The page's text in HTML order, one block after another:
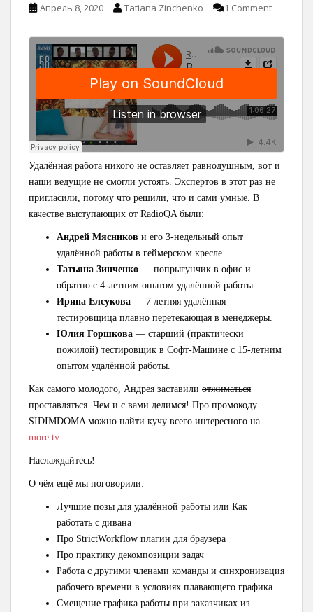
Апрель 8, 2020 Tatiana Zinchenko 1 Comment
Удалённая работа никого не оставляет равнодушным, вот и
наши ведущие не смогли устоять. Экспертов в этот раз не
пригласили, потому что решили, что и сами умные. В
качестве выступающих от RadioQA были:
Андрей Мясников и его 3-недельный опыт
удалённой работы в геймерском кресле
Татьяна Зинченко — попрыгунчик в офис и
обратно с 4-летним опытом удалённой работы.
Ирина Елсукова — 7 летняя удалённая
тестировщица плавно перетекающая в менеджеры.
Юлия Горшкова — старший (практически
пожилой) тестировщик в Софт-Машине с 15-летним
опытом удалённой работы.
Как самого молодого, Андрея заставили отжиматься
проставляться. Чем и с вами делимся! Про промокоду
SIDIMDOMA можно найти кучу всего интересного на
more.tv
Наслаждайтесь!
О чём ещё мы поговорили:
Лучшие позы для удалённой работы или Как
работать с дивана
Про StrictWorkflow плагин для браузера
Про практику декомпозиции задач
Работа с другими членами команды и синхронизация
рабочего времени в условиях плавающего графика
Смещение графика работы при заказчиках из